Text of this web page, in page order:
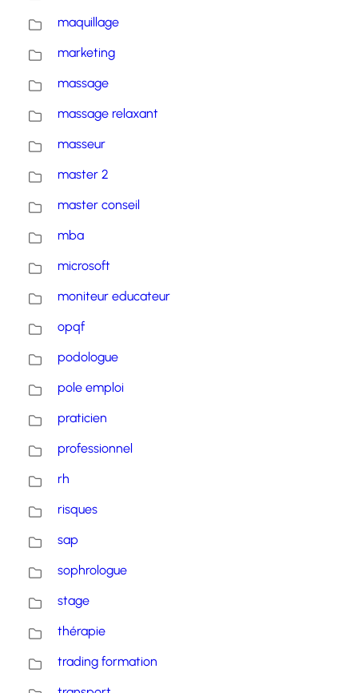
maquillage
marketing
massage
massage relaxant
masseur
master 2
master conseil
mba
microsoft
moniteur educateur
opqf
podologue
pole emploi
praticien
professionnel
rh
risques
sap
sophrologue
stage
thérapie
trading formation